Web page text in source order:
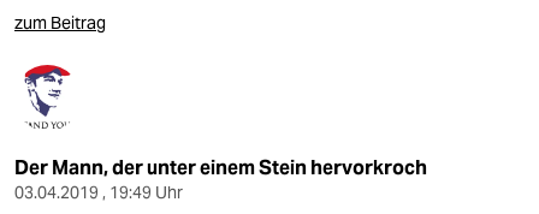
zum Beitrag
Der Mann, der unter einem Stein hervorkroch
03.04.2019 , 19:49 Uhr